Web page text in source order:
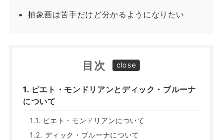
抽象画は苦手だけど分かるようになりたい
目次
ピエト・モンドリアンとディック・ブルーナ
について
ピエト・モンドリアンについて
ディック・ブルーナについて